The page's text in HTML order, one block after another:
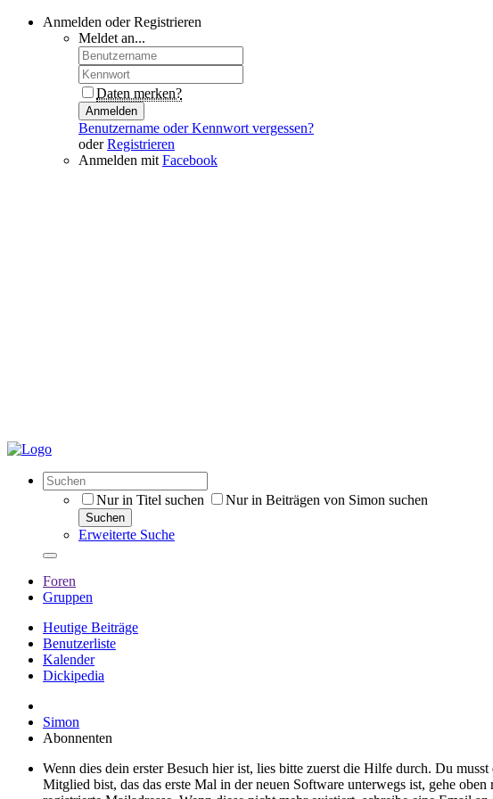
Anmelden oder Registrieren
Meldet an...
Daten merken?
Anmelden
Benutzername oder Kennwort vergessen?
oderRegistrieren
Anmelden mit Facebook
Nur in Titel suchen Nur in Beiträgen von Simon suchen
Suchen
Erweiterte Suche
Foren
Gruppen
Heutige Beiträge
Benutzerliste
Kalender
Dickipedia
Simon
Abonnenten
Wenn dies dein erster Besuch hier ist, lies bitte zuerst die Hilfe durch. Du musst
Mitglied bist, das das erste Mal in der neuen Software unterwegs ist, gehe